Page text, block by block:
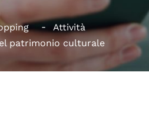
Attività
patrimonio culturale